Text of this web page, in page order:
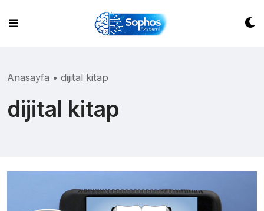
content
Anasayfa • dijital kitap
dijital kitap